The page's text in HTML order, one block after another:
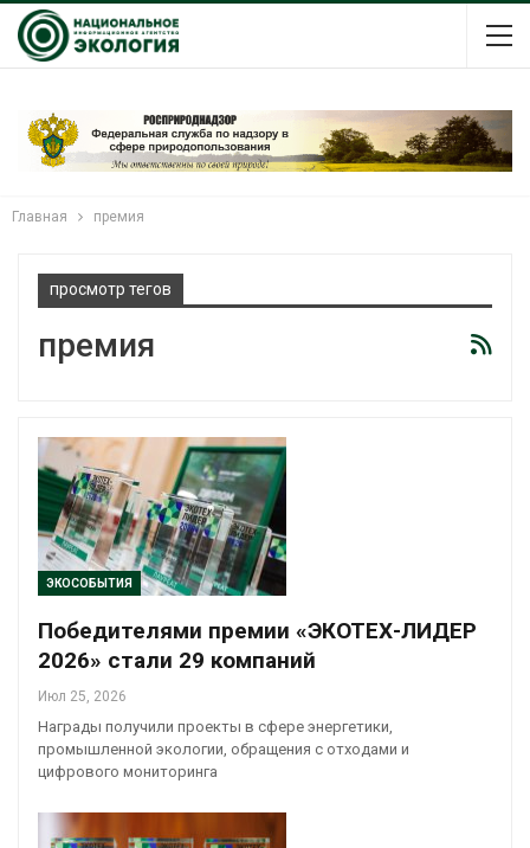
Главная премия
просмотр тегов
премия
ЭКОСОБЫТИЯ
Победителями премии «ЭКОТЕХ-ЛИДЕР
2026» стали 29 компаний
Июл 25, 2026
Награды получили проекты в сфере энергетики,
промышленной экологии, обращения с отходами и
цифрового мониторинга